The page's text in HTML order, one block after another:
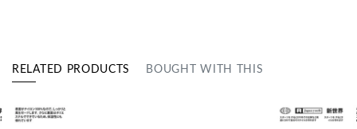
RELATED PRODUCTS BOUGHT WITH THIS